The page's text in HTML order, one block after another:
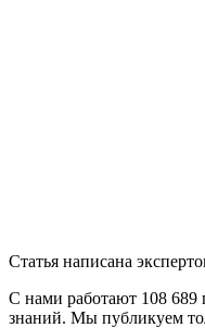
Статья написана
С нами работают 108 689
знаний. Мы публикуем